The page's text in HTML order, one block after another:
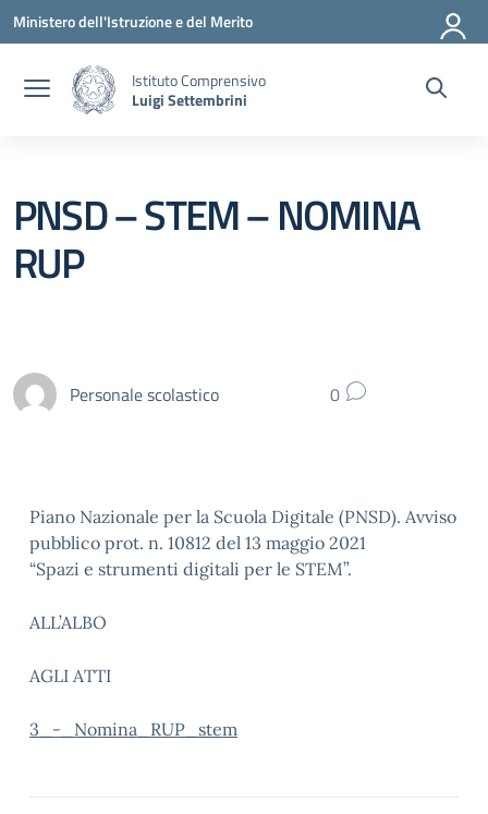
Vai ai contenuti
Vai al menu di navigazione
Vai al footer
Ministero dell'Istruzione e del Merito
Istituto Comprensivo
Luigi Settembrini
PNSD – STEM – NOMINA
RUP
Personale scolastico 0
Piano Nazionale per la Scuola Digitale (PNSD). Avviso
pubblico prot. n. 10812 del 13 maggio 2021
“Spazi e strumenti digitali per le STEM”.
ALL’ALBO
AGLI ATTI
3_-_Nomina_RUP_stem